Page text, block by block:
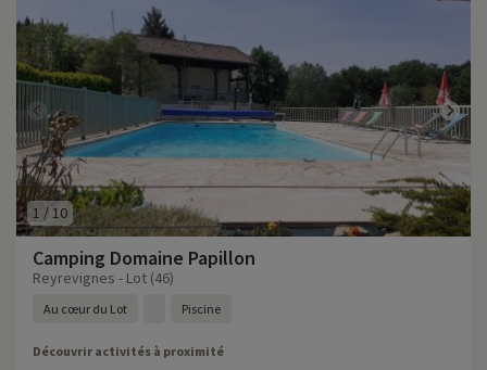
1 /10
Camping Domaine Papillon
Reyrevignes - Lot (46)
Au cœur du Lot Piscine
Découvrir activités à proximité